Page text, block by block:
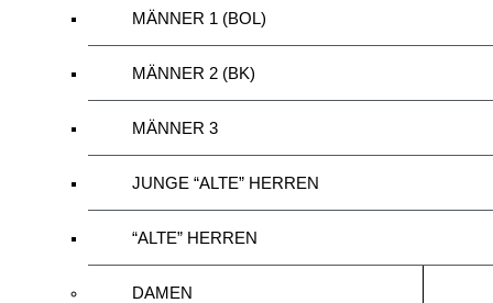
MÄNNER 1 (BOL)
MÄNNER 2 (BK)
MÄNNER 3
JUNGE “ALTE” HERREN
“ALTE” HERREN
DAMEN